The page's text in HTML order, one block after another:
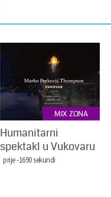
MIX ZONA
Humanitarni
spektakl u Vukovaru
prije -1690 sekundi